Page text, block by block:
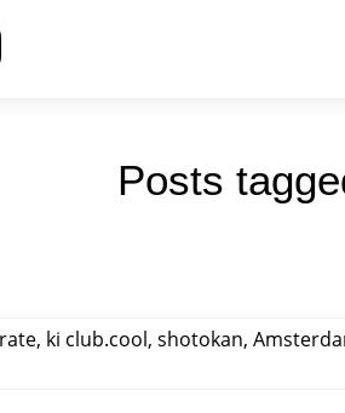
Posts
, ki club.cool, shotokan,